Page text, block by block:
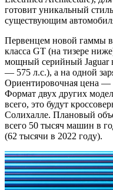
готовит уникальный
существующим
Первенцем новой гаммы в
класса GT (на тизере
мощный серийный Jaguar
— 575 л.с.), а на одной
Ориентировочная цена —
Формат двух других
всего, это будут
Солихалле. Плановый
всего 50 тысяч машин в
(62 тысячи в 2022 году).